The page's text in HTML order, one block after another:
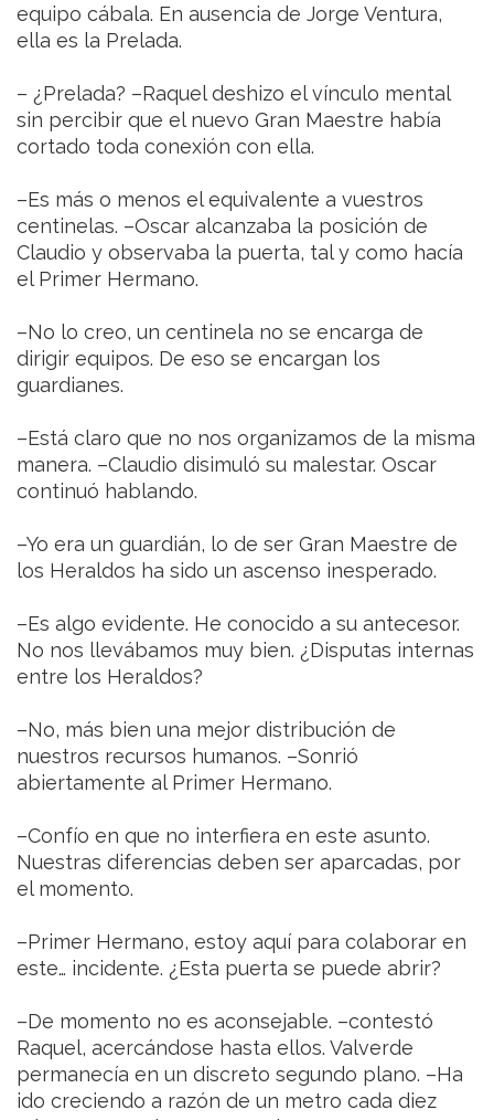
equipo cábala. En ausencia de Jorge Ventura,
ella es la Prelada.
– ¿Prelada? –Raquel deshizo el vínculo mental
sin percibir que el nuevo Gran Maestre había
cortado toda conexión con ella.
–Es más o menos el equivalente a vuestros
centinelas. –Oscar alcanzaba la posición de
Claudio y observaba la puerta, tal y como hacía
el Primer Hermano.
–No lo creo, un centinela no se encarga de
dirigir equipos. De eso se encargan los
guardianes.
–Está claro que no nos organizamos de la misma
manera. –Claudio disimuló su malestar. Oscar
continuó hablando.
–Yo era un guardián, lo de ser Gran Maestre de
los Heraldos ha sido un ascenso inesperado.
–Es algo evidente. He conocido a su antecesor.
No nos llevábamos muy bien. ¿Disputas internas
entre los Heraldos?
–No, más bien una mejor distribución de
nuestros recursos humanos. –Sonrió
abiertamente al Primer Hermano.
–Confío en que no interfiera en este asunto.
Nuestras diferencias deben ser aparcadas, por
el momento.
–Primer Hermano, estoy aquí para colaborar en
este… incidente. ¿Esta puerta se puede abrir?
–De momento no es aconsejable. –contestó
Raquel, acercándose hasta ellos. Valverde
permanecía en un discreto segundo plano. –Ha
ido creciendo a razón de un metro cada diez